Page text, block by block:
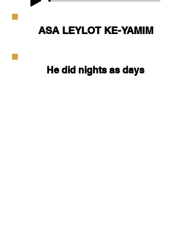
ASA LEYLOT KE-YAMIM
He did nights as days